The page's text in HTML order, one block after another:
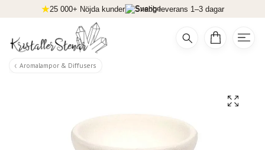
25 000+ Nöjda kunder Snabb leverans 1–3 dagar
Aromalampor & Diffusers